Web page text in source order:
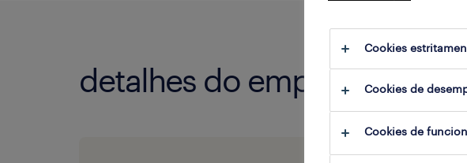
detalhes do emprego
Cookies
Cookies de
Cookies de